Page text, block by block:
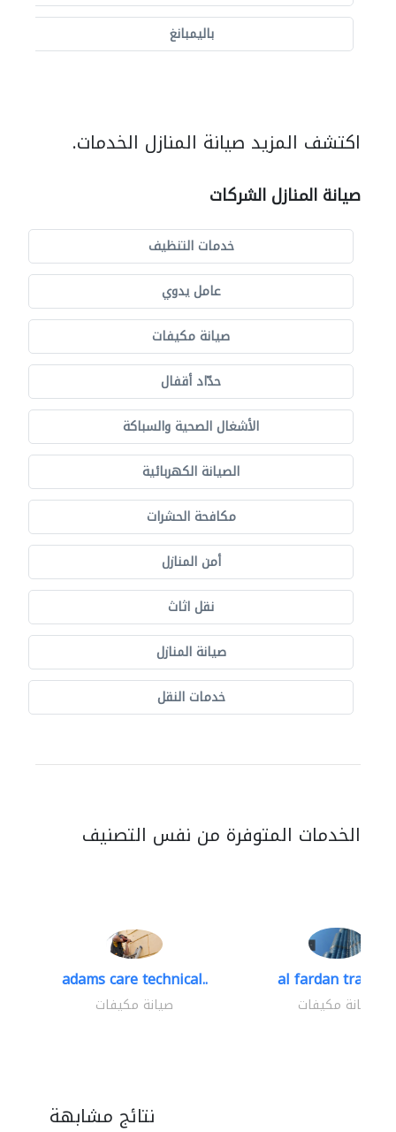
باليمبانغ
اكتشف المزيد صيانة المنازل الخدمات.
صيانة المنازل الشركات
خدمات التنظيف
عامل يدوي
صيانة مكيفات
حدّاد أقفال
الأشغال الصحية والسباكة
الصيانة الكهربائية
مكافحة الحشرات
أمن المنازل
نقل اثاث
صيانة المنازل
خدمات النقل
الخدمات المتوفرة من نفس التصنيف
adams care technical..
صيانة مكيفات
al fardan trading..
صيانة مكيفات
نتائج مشابهة